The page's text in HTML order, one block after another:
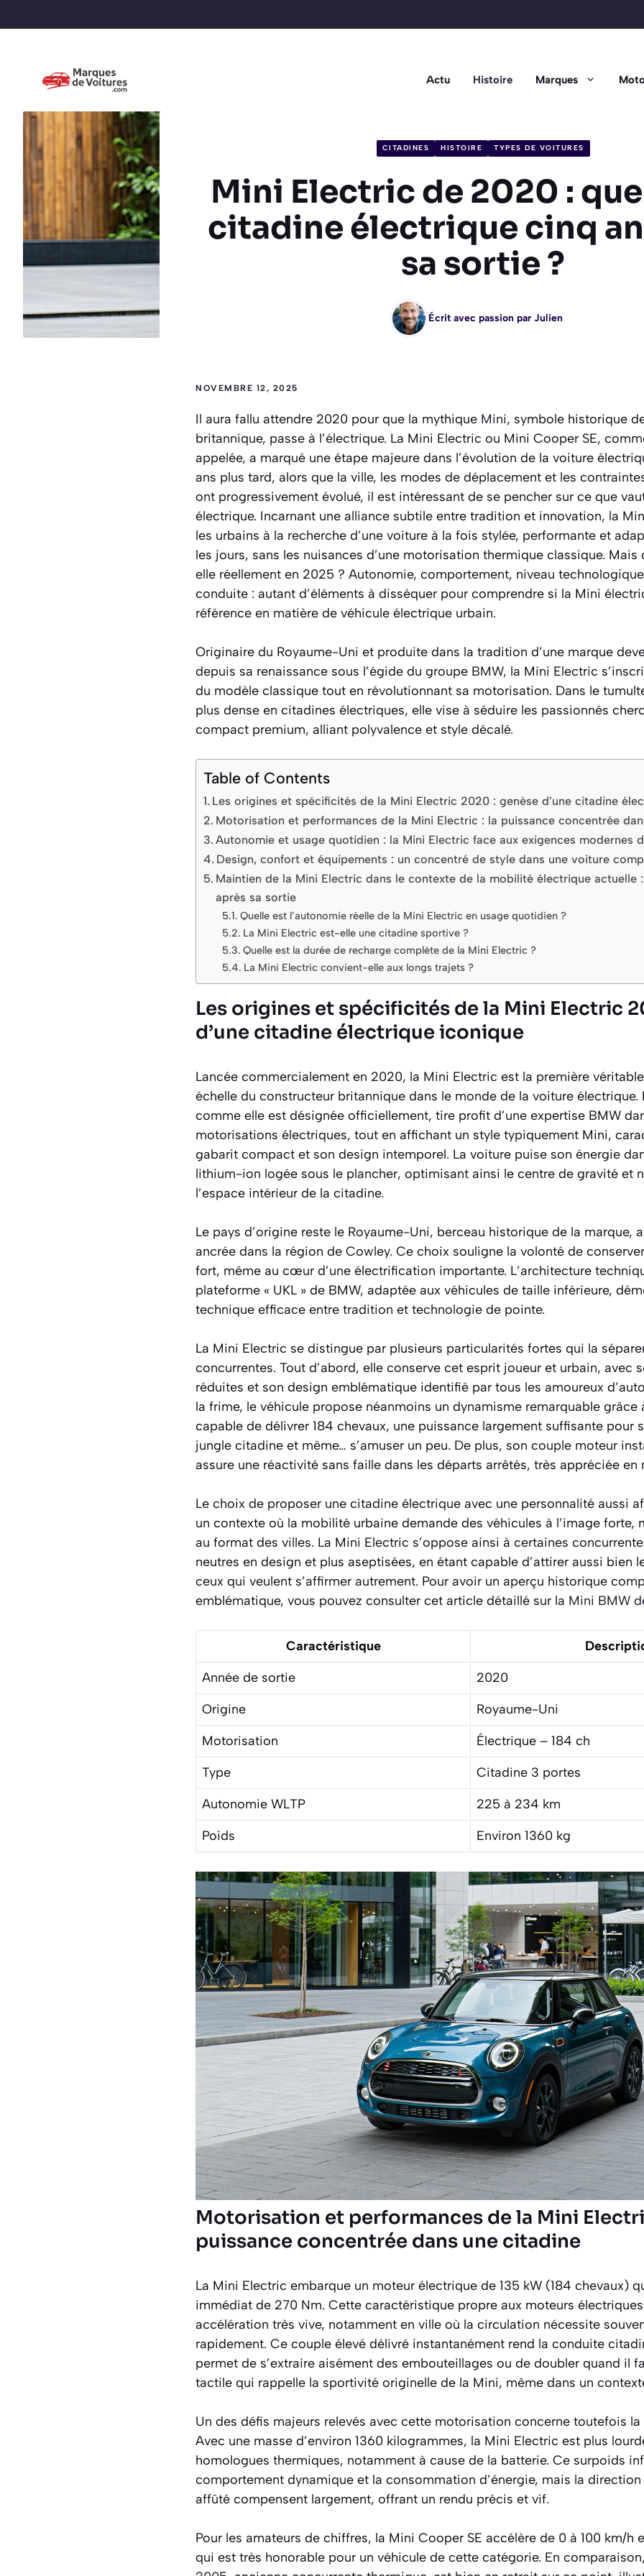
Actu Histoire Marques
CITADINES HISTOIRE TYPES DE VOITURES
Mini Electric de 2020 :
citadine électrique cinq
sa sortie ?
Écrit avec passion par Julien
NOVEMBRE 12, 2025
Il aura fallu attendre 2020 pour que la mythique Mini, symbole historique
britannique, passe à l’électrique. La Mini Electric ou Mini Cooper SE,
appelée, a marqué une étape majeure dans l’évolution de la voiture
ans plus tard, alors que la ville, les modes de déplacement et les
ont progressivement évolué, il est intéressant de se pencher sur ce que
électrique. Incarnant une alliance subtile entre tradition et innovation, la
les urbains à la recherche d’une voiture à la fois stylée, performante et
les jours, sans les nuisances d’une motorisation thermique classique.
elle réellement en 2025 ? Autonomie, comportement, niveau
conduite : autant d’éléments à disséquer pour comprendre si la Mini
référence en matière de véhicule électrique urbain.
Originaire du Royaume-Uni et produite dans la tradition d’une marque
depuis sa renaissance sous l’égide du groupe BMW, la Mini Electric
du modèle classique tout en révolutionnant sa motorisation. Dans le
plus dense en citadines électriques, elle vise à séduire les passionnés
compact premium, alliant polyvalence et style décalé.
Table of Contents
Les origines et spécificités de la Mini Electric 2020 : genèse d’une citadine
Motorisation et performances de la Mini Electric : la puissance concentrée
Autonomie et usage quotidien : la Mini Electric face aux exigences modernes
Design, confort et équipements : un concentré de style dans une voiture
Maintien de la Mini Electric dans le contexte de la mobilité électrique actuelle
après sa sortie
Quelle est l’autonomie réelle de la Mini Electric en usage quotidien ?
La Mini Electric est-elle une citadine sportive ?
Quelle est la durée de recharge complète de la Mini Electric ?
La Mini Electric convient-elle aux longs trajets ?
Les origines et spécificités de la Mini Electric
d’une citadine électrique iconique
Lancée commercialement en 2020, la Mini Electric est la première
échelle du constructeur britannique dans le monde de la voiture électrique.
comme elle est désignée officiellement, tire profit d’une expertise BMW
motorisations électriques, tout en affichant un style typiquement Mini,
gabarit compact et son design intemporel. La voiture puise son énergie
lithium-ion logée sous le plancher, optimisant ainsi le centre de gravité et
l’espace intérieur de la citadine.
Le pays d’origine reste le Royaume-Uni, berceau historique de la marque,
ancrée dans la région de Cowley. Ce choix souligne la volonté de
fort, même au cœur d’une électrification importante. L’architecture
plateforme « UKL » de BMW, adaptée aux véhicules de taille inférieure,
technique efficace entre tradition et technologie de pointe.
La Mini Electric se distingue par plusieurs particularités fortes qui la
concurrentes. Tout d’abord, elle conserve cet esprit joueur et urbain, avec
réduites et son design emblématique identifié par tous les amoureux
la frime, le véhicule propose néanmoins un dynamisme remarquable
capable de délivrer 184 chevaux, une puissance largement suffisante pour
jungle citadine et même… s’amuser un peu. De plus, son couple moteur
assure une réactivité sans faille dans les départs arrêtés, très appréciée en
Le choix de proposer une citadine électrique avec une personnalité aussi
un contexte où la mobilité urbaine demande des véhicules à l’image forte,
au format des villes. La Mini Electric s’oppose ainsi à certaines
neutres en design et plus aseptisées, en étant capable d’attirer aussi bien
ceux qui veulent s’affirmer autrement. Pour avoir un aperçu historique
emblématique, vous pouvez consulter cet article détaillé sur la Mini BMW
Caractéristique
Année de sortie
2020
Origine
Royaume-Uni
Motorisation
Électrique – 184 ch
Type
Citadine 3 portes
Autonomie WLTP
225 à 234 km
Poids
Environ 1360 kg
Motorisation et performances de la Mini
puissance concentrée dans une citadine
La Mini Electric embarque un moteur électrique de 135 kW (184 chevaux)
immédiat de 270 Nm. Cette caractéristique propre aux moteurs
accélération très vive, notamment en ville où la circulation nécessite
rapidement. Ce couple élevé délivré instantanément rend la conduite
permet de s’extraire aisément des embouteillages ou de doubler quand il
tactile qui rappelle la sportivité originelle de la Mini, même dans un
Un des défis majeurs relevés avec cette motorisation concerne toutefois
Avec une masse d’environ 1360 kilogrammes, la Mini Electric est plus
homologues thermiques, notamment à cause de la batterie. Ce surpoids
comportement dynamique et la consommation d’énergie, mais la
affûté compensent largement, offrant un rendu précis et vif.
Pour les amateurs de chiffres, la Mini Cooper SE accélère de 0 à 100 km/h
qui est très honorable pour un véhicule de cette catégorie. En